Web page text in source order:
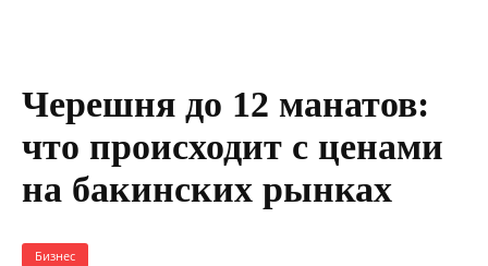
Черешня до 12 манатов:
что происходит с ценами
на бакинских рынках
Бизнес